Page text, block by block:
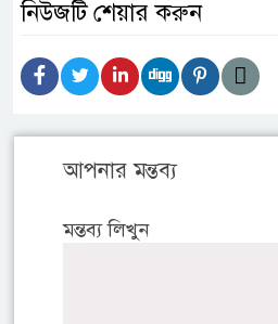
নিউজটি শেয়ার করুন
আপনার মন্তব্য
মন্তব্য লিখুন